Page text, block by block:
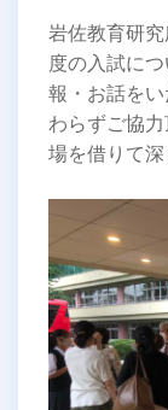
岩佐教育研
度の入試に
報・お話を
わらずご協
場を借りて